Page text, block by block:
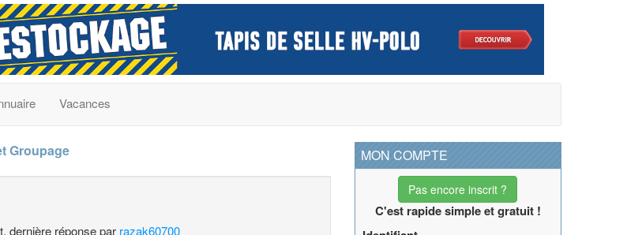
Vacances
Groupage
dernière réponse par razak60700
MON COMPTE
Pas encore inscrit ?
C'est rapide simple et gratuit !